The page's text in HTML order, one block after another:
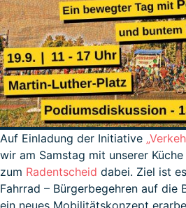
Auf Einladung der Initiative
wir am Samstag mit unserer
zum Radentscheid dabei. Ziel ist
Fahrrad – Bürgerbegehren auf die